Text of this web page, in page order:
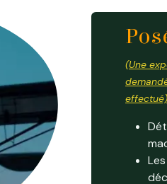
(Une
effectué)